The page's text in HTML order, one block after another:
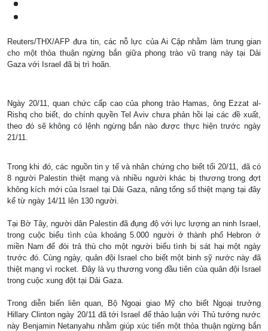
Reuters/THX/AFP đưa tin, các nỗ lực của Ai Cập nhằm làm trung gian
cho một thỏa thuận ngừng bắn giữa phong trào vũ trang này tại Dải
Gaza với Israel đã bị trì hoãn.
Ngày 20/11, quan chức cấp cao của phong trào Hamas, ông Ezzat al-
Rishq cho biết, do chính quyền Tel Aviv chưa phản hồi lại các đề xuất,
theo đó sẽ không có lệnh ngừng bắn nào được thực hiện trước ngày
21/11.
Trong khi đó, các nguồn tin y tế và nhân chứng cho biết tối 20/11, đã có
8 người Palestin thiệt mạng và nhiều người khác bị thương trong đợt
không kích mới của Israel tại Dải Gaza, nâng tổng số thiệt mạng tại đây
kể từ ngày 14/11 lên 130 người.
Tại Bờ Tây, người dân Palestin đã đụng độ với lực lượng an ninh Israel,
trong cuộc biểu tình của khoảng 5.000 người ở thành phố Hebron ở
miền Nam để đòi trả thù cho một người biểu tình bị sát hại một ngày
trước đó. Cùng ngày, quân đội Israel cho biết một binh sỹ nước này đã
thiệt mạng vì rocket. Đây là vụ thương vong đầu tiên của quân đội Israel
trong cuộc xung đột tại Dải Gaza.
Trong diễn biến liên quan, Bộ Ngoại giao Mỹ cho biết Ngoại trưởng
Hillary Clinton ngày 20/11 đã tới Israel để thảo luận với Thủ tướng nước
này Benjamin Netanyahu nhằm giúp xúc tiến một thỏa thuận ngừng bắn